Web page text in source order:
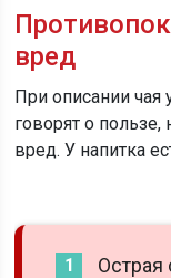
вред
При описании чая
говорят о
вред. У напитка
Острая